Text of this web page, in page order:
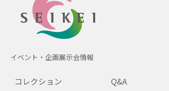
イベント・企画展示会情報
コレクション Q&A